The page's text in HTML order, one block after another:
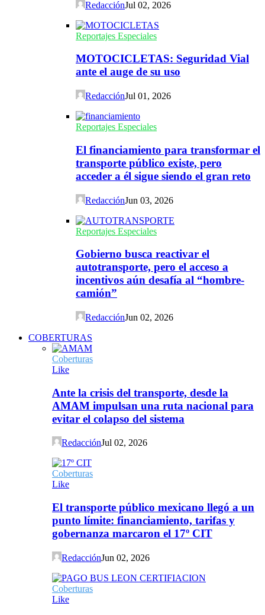
RedacciónJul 02, 2026
Reportajes Especiales
MOTOCICLETAS: Seguridad Vial
ante el auge de su uso
RedacciónJul 01, 2026
Reportajes Especiales
El financiamiento para transformar el
transporte público existe, pero
acceder a él sigue siendo el gran reto
RedacciónJun 03, 2026
Reportajes Especiales
Gobierno busca reactivar el
autotransporte, pero el acceso a
incentivos aún desafía al “hombre-
camión”
RedacciónJun 02, 2026
COBERTURAS
Coberturas
Like
Ante la crisis del transporte, desde la
AMAM impulsan una ruta nacional para
evitar el colapso del sistema
RedacciónJul 02, 2026
Coberturas
Like
El transporte público mexicano llegó a un
punto límite: financiamiento, tarifas y
gobernanza marcaron el 17º CIT
RedacciónJun 02, 2026
Coberturas
Like